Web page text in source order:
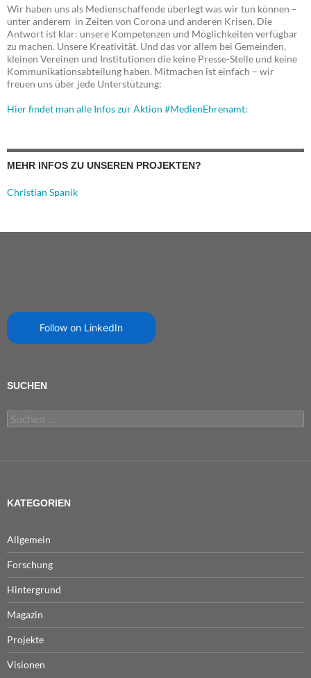
Wir haben uns als Medienschaffende überlegt was wir tun können –
unter anderem in Zeiten von Corona und anderen Krisen. Die
Antwort ist klar: unsere Kompetenzen und Möglichkeiten verfügbar
zu machen. Unsere Kreativität. Und das vor allem bei Gemeinden,
kleinen Vereinen und Institutionen die keine Presse-Stelle und keine
Kommunikationsabteilung haben. Mitmachen ist einfach – wir
freuen uns über jede Unterstützung:
Hier findet man alle Infos zur Aktion #MedienEhrenamt:
MEHR INFOS ZU UNSEREN PROJEKTEN?
Christian Spanik
Follow on LinkedIn
SUCHEN
Suchen
nach:
KATEGORIEN
Allgemein
Forschung
Hintergrund
Magazin
Projekte
Visionen